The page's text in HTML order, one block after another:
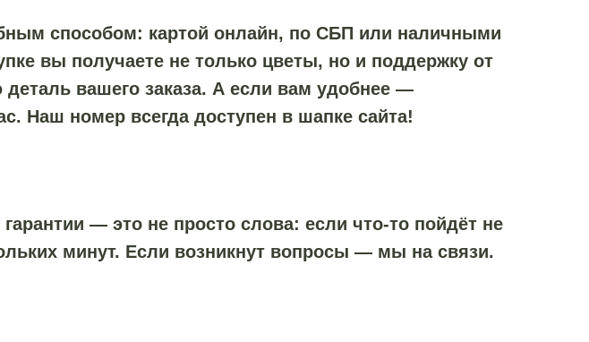
способом: картой онлайн, по СБП или наличными
вы получаете не только цветы, но и поддержку от
вашего заказа. А если вам удобнее —
Наш номер всегда доступен в шапке сайта!
— это не просто слова: если что-то пойдёт не
минут. Если возникнут вопросы — мы на связи.